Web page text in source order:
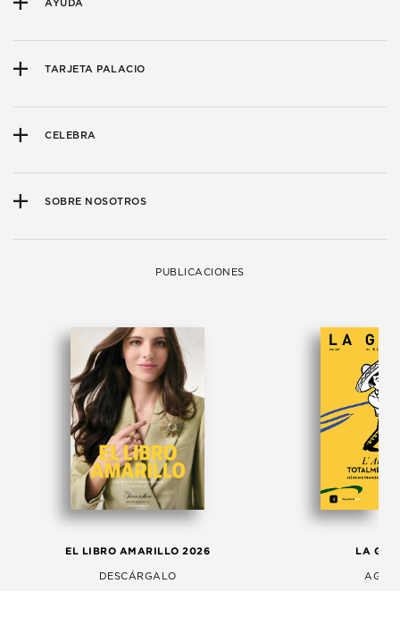
AYUDA
TARJETA PALACIO
CELEBRA
SOBRE NOSOTROS
PUBLICACIONES
EL LIBRO AMARILLO 2026
DESCÁRGALO
LA